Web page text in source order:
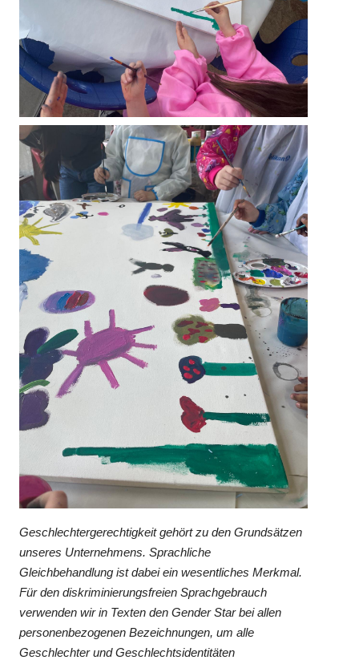
Geschlechtergerechtigkeit gehört zu den Grundsätzen
unseres Unternehmens. Sprachliche
Gleichbehandlung ist dabei ein wesentliches Merkmal.
Für den diskriminierungsfreien Sprachgebrauch
verwenden wir in Texten den Gender Star bei allen
personenbezogenen Bezeichnungen, um alle
Geschlechter und Geschlechtsidentitäten